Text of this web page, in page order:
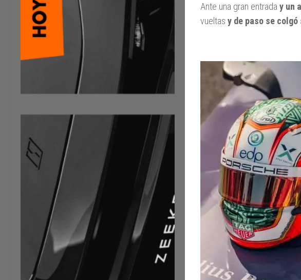
Ante una gran entrada y un
vueltas y de paso se